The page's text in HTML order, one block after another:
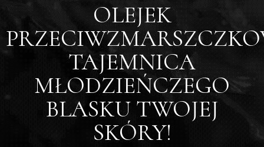
OLEJEK
TAJEMNICA
MŁODZIEŃCZEGO
BLASKU TWOJEJ
SKÓRY!